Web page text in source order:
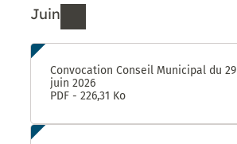
Juin
Ressources de Juin 2026
Convocation Conseil Municipal du 29
juin 2026
PDF - 226,31 Ko